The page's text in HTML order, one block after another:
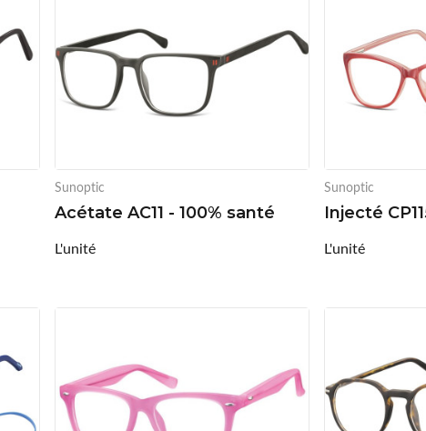
Sunoptic
Acétate AC11 - 100% santé
L'unité
Sunoptic
Injecté
L'unité